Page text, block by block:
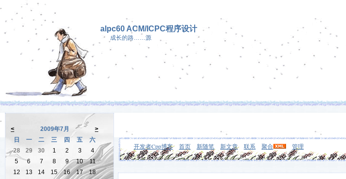
alpc60 ACM/ICPC程序设计
成长的路……源
开发者Cpp博客 首页 新随笔 新文章 联系 聚合 管理
< 2009年7月
>
日
一 二 三 四 五
六
28
29 30 1 2 3
4
5
6 7 8 9 10
11
12
13 14 15 16 17
18